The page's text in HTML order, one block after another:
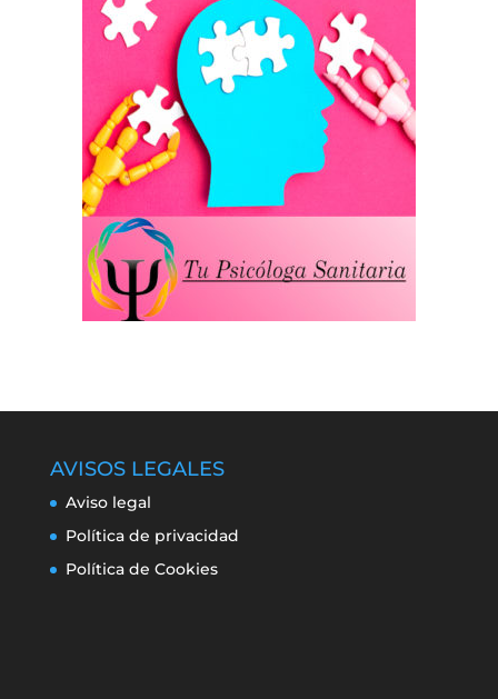
AVISOS LEGALES
Aviso legal
Política de privacidad
Política de Cookies